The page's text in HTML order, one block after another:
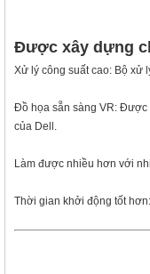
Được xây dựng
Xử lý công suất cao: Bộ xử
Đồ họa sẵn sàng VR: Được
của Dell.
Làm được nhiều hơn với
Thời gian khởi động tốt